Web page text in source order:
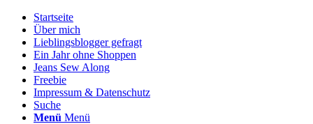
Startseite
Über mich
Lieblingsblogger gefragt
Ein Jahr ohne Shoppen
Jeans Sew Along
Freebie
Impressum & Datenschutz
Suche
Menü Menü